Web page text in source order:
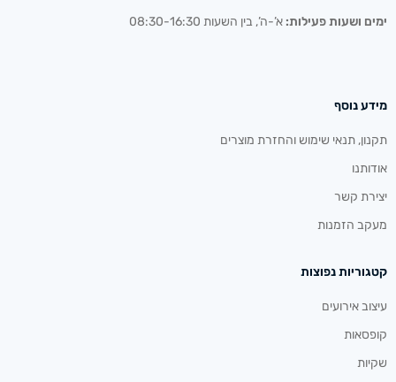
ימים ושעות פעילות: א’-ה’, בין השעות 08:30-16:30
מידע נוסף
תקנון, תנאי שימוש והחזרת מוצרים
אודותנו
יצירת קשר
מעקב הזמנות
קטגוריות נפוצות
עיצוב אירועים
קופסאות
שקיות